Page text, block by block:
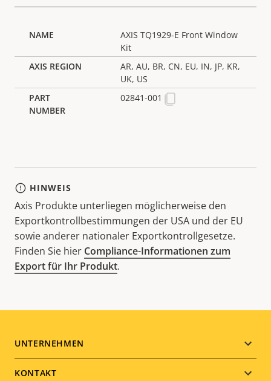
AXIS TQ1929-E Front Window
Kit
AR, AU, BR, CN, EU, IN, JP, KR,
UK, US
02841-001
HINWEIS
Axis Produkte unterliegen möglicherweise den
Exportkontrollbestimmungen der USA und der EU
sowie anderer nationaler Exportkontrollgesetze.
Finden Sie hier Compliance-Informationen zum
Export für Ihr Produkt.
Footer
menu
UNTERNEHMEN
KONTAKT